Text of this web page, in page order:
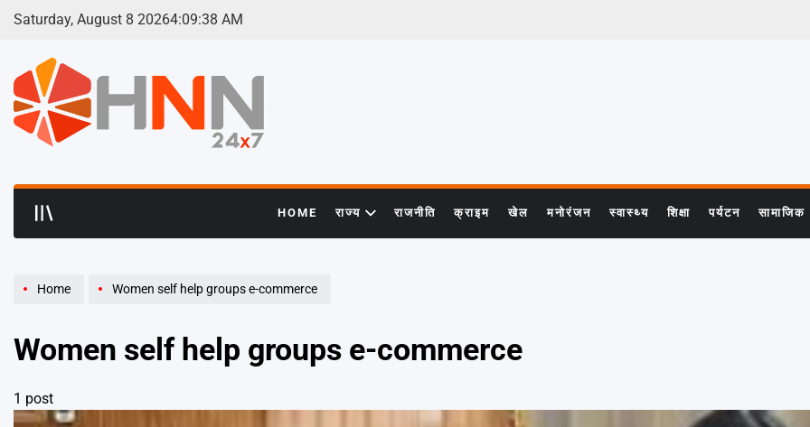
Skip
Saturday, August 8 20264:09:39 AM
HOME राज्य राजनीति क्राइम खेल मनोरंजन स्वास्थ्य शिक्षा पर्यटन सामाजिक
Home Women self help groups e-commerce
Women self help groups e-commerce
1 post